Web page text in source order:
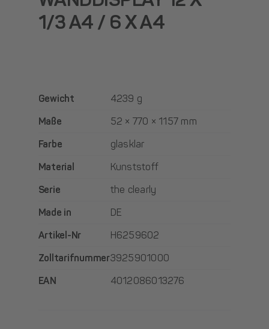
1/3 A4 / 6 X A4
Gewicht
4239 g
Maße
52 × 770 × 1157 mm
Farbe
glasklar
Material
Kunststoff
Serie
the clearly
Made in
DE
Artikel-Nr
H6259602
Zolltarifnummer3925901000
EAN
4012086013276